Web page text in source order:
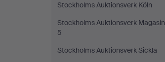
Stockholms Auktionsverk Köln
Stockholms Auktionsverk Magasin
5
Stockholms Auktionsverk Sickla